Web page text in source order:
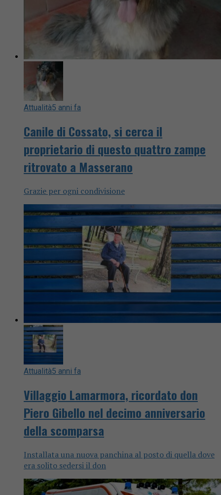
Attualità5 anni fa
Canile di Cossato, si cerca il
proprietario di questo quattro zampe
ritrovato a Masserano
Grazie per ogni condivisione
Attualità5 anni fa
Villaggio Lamarmora, ricordato don
Piero Gibello nel decimo anniversario
della scomparsa
Installata una nuova panchina al posto di quella dove
era solito sedersi il don